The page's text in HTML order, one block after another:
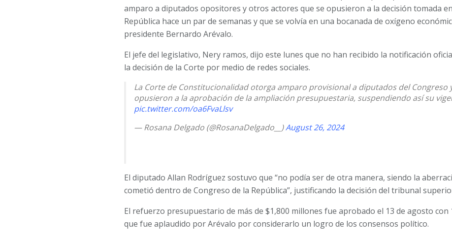
amparo a diputados opositores y otros actores que se opusieron a la decisión tomada
República hace un par de semanas y que se volvía en una bocanada de oxígeno
presidente Bernardo Arévalo.
El jefe del legislativo, Nery ramos, dijo este lunes que no han recibido la notificación
la decisión de la Corte por medio de redes sociales.
La Corte de Constitucionalidad otorga amparo provisional a diputados del Congreso
opusieron a la aprobación de la ampliación presupuestaria, suspendiendo así su
pic.twitter.com/oa6FvaLlsv
— Rosana Delgado (@RosanaDelgado__)August 26, 2024
El diputado Allan Rodríguez sostuvo que “no podía ser de otra manera, siendo la
cometió dentro de Congreso de la República”, justificando la decisión del tribunal
El refuerzo presupuestario de más de $1,800 millones fue aprobado el 13 de agosto con
que fue aplaudido por Arévalo por considerarlo un logro de los consensos político.